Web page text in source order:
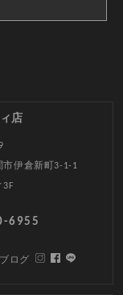
店
市伊倉新町3-1-1
3F
6955
ブログ